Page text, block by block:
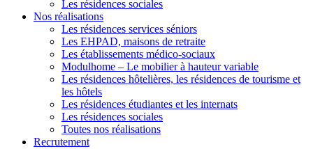
Les résidences sociales
Nos réalisations
Les résidences services séniors
Les EHPAD, maisons de retraite
Les établissements médico-sociaux
Modulhome – Le mobilier à hauteur variable
Les résidences hôtelières, les résidences de tourisme et
les hôtels
Les résidences étudiantes et les internats
Les résidences sociales
Toutes nos réalisations
Recrutement